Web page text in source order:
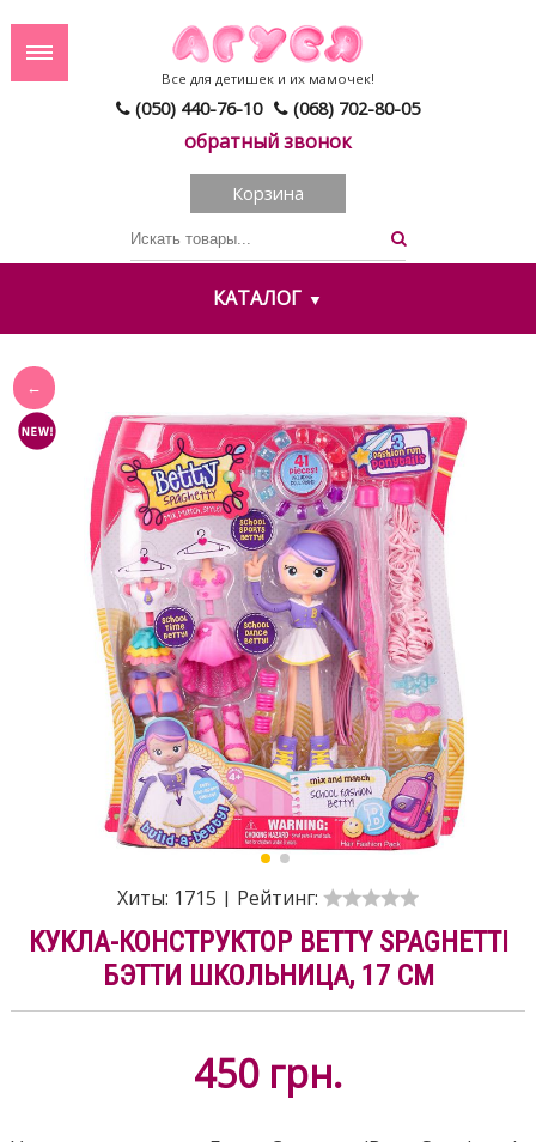
(050) 440-76-10 (068) 702-80-05
обратный звонок
Все для детишек и их мамочек!
Корзина
КАТАЛОГ
Хиты: 1715 | Рейтинг:
КУКЛА-КОНСТРУКТОР BETTY SPAGHETTI
БЭТТИ ШКОЛЬНИЦА, 17 СМ
450 грн.